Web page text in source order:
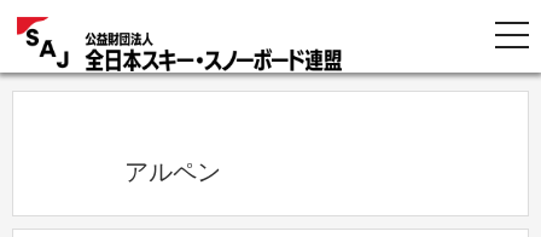
            アルペン